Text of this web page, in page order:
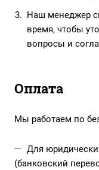
Наш менеджер
время, чтобы
вопросы и
Оплата
Мы работаем по
Для
(банковский